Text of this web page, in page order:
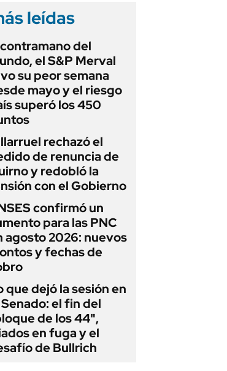
leídas
del
el S&P Merval
su peor semana
mayo y el riesgo
superó los 450
rechazó el
de renuncia de
y redobló la
con el Gobierno
confirmó un
para las PNC
agosto 2026: nuevos
y fechas de
que dejó la sesión en
el fin del
de los 44",
en fuga y el
de Bullrich